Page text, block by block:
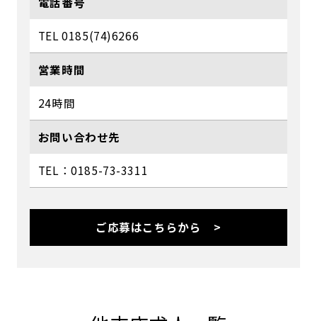
TEL 0185(74)6266
営業時間
24時間
お問い合わせ先
TEL：0185-73-3311
ご応募はこちらから